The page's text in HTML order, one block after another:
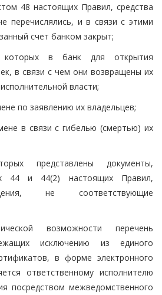
48 настоящих Правил, средства
перечислялись, и в связи с этими
счет банком закрыт;
которых в банк для открытия
в связи с чем они возвращены их
власти;
по заявлению их владельцев;
в связи с гибелью (смертью) их
представлены документы,
44 и 44(2) настоящих Правил,
не соответствующие
возможности перечень
исключению из единого
в форме электронного
ответственному исполнителю
посредством межведомственного